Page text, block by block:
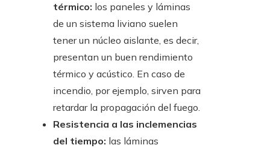
térmico: los paneles y láminas
de un sistema liviano suelen
tener un núcleo aislante, es decir,
presentan un buen rendimiento
térmico y acústico. En caso de
incendio, por ejemplo, sirven para
retardar la propagación del fuego.
Resistencia a las inclemencias
del tiempo: las láminas